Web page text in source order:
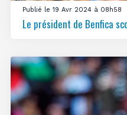
Publié le 19 Avr 2024 à 08h58
Le président de Benfica